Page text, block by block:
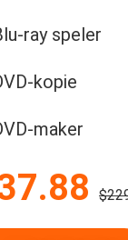
ray speler
kopie
maker